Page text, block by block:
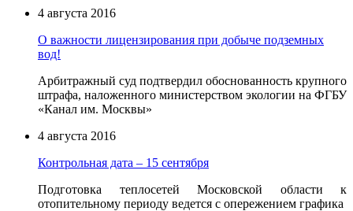
4 августа 2016
О важности лицензирования при добыче подземных
вод!
Арбитражный суд подтвердил обоснованность крупного
штрафа, наложенного министерством экологии на ФГБУ
«Канал им. Москвы»
4 августа 2016
Контрольная дата – 15 сентября
Подготовка теплосетей Московской области к
отопительному периоду ведется с опережением графика